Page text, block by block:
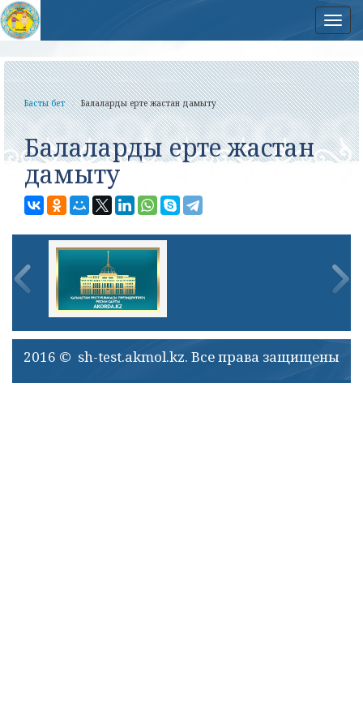
Басты бет Балаларды ерте жастан дамыту
Балаларды ерте жастан
дамыту
2016 © sh-test.akmol.kz. Все права защищены